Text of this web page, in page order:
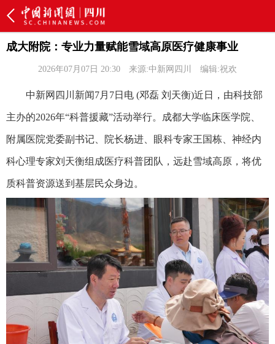
成大附院：专业力量赋能雪域高原医疗健康事业
2026年07月07日 20:30 来源:中新网四川 编辑:祝欢
中新网四川新闻7月7日电 (邓磊 刘天衡)近日，由科技部
主办的2026年“科普援藏”活动举行。成都大学临床医学院、
附属医院党委副书记、院长杨进、眼科专家王国栋、神经内
科心理专家刘天衡组成医疗科普团队，远赴雪域高原，将优
质科普资源送到基层民众身边。